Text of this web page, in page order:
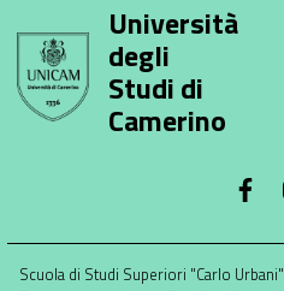
Università
degli
Studi di
Camerino
Footer
Scuola di Studi Superiori "Carlo Urbani"